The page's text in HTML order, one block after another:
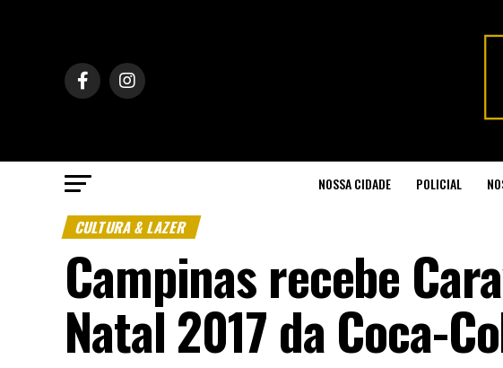
NOSSA CIDADE POLICIAL
CULTURA & LAZER
Campinas recebe
Natal 2017 da Coca-